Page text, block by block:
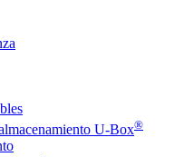
U-Box®